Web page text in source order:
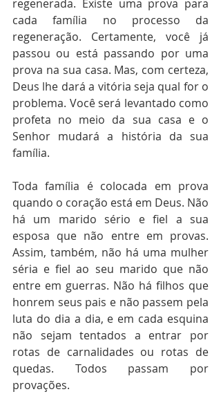
regenerada. Existe uma prova para
cada família no processo da
regeneração. Certamente, você já
passou ou está passando por uma
prova na sua casa. Mas, com certeza,
Deus lhe dará a vitória seja qual for o
problema. Você será levantado como
profeta no meio da sua casa e o
Senhor mudará a história da sua
família.
Toda família é colocada em prova
quando o coração está em Deus. Não
há um marido sério e fiel a sua
esposa que não entre em provas.
Assim, também, não há uma mulher
séria e fiel ao seu marido que não
entre em guerras. Não há filhos que
honrem seus pais e não passem pela
luta do dia a dia, e em cada esquina
não sejam tentados a entrar por
rotas de carnalidades ou rotas de
quedas. Todos passam por
provações.